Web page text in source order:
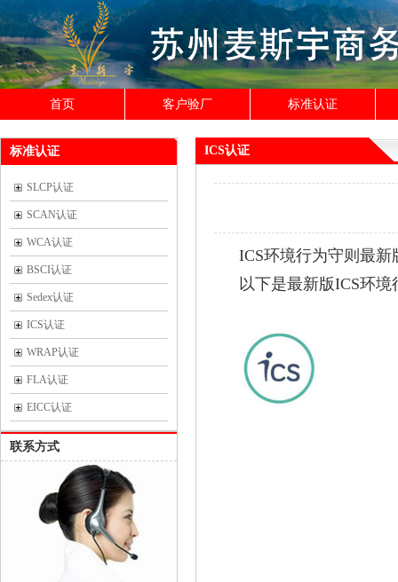
首页 客户验厂 标准认证
标准认证
SLCP认证
SCAN认证
WCA认证
BSCI认证
Sedex认证
ICS认证
WRAP认证
FLA认证
EICC认证
联系方式
ICS认证
ICS环境行为守则最新
以下是最新版ICS环